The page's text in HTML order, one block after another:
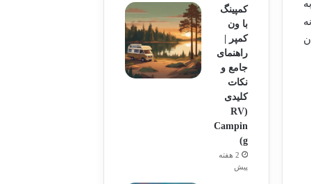
کمپینگ
با ون
کمپر |
راهنمای
جامع و
نکات
کلیدی
(RV
Campin
g)
2 هفته
پیش